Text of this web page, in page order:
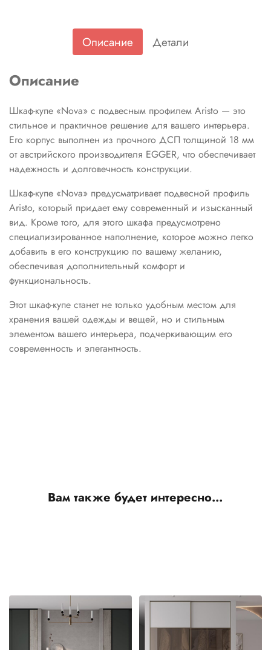
Описание Детали
Описание
Шкаф-купе «Nova» с подвесным профилем Aristo — это
стильное и практичное решение для вашего интерьера.
Его корпус выполнен из прочного ДСП толщиной 18 мм
от австрийского производителя EGGER, что обеспечивает
надежность и долговечность конструкции.
Шкаф-купе «Nova» предусматривает подвесной профиль
Aristo, который придает ему современный и изысканный
вид. Кроме того, для этого шкафа предусмотрено
специализированное наполнение, которое можно легко
добавить в его конструкцию по вашему желанию,
обеспечивая дополнительный комфорт и
функциональность.
Этот шкаф-купе станет не только удобным местом для
хранения вашей одежды и вещей, но и стильным
элементом вашего интерьера, подчеркивающим его
современность и элегантность.
Вам также будет интересно…